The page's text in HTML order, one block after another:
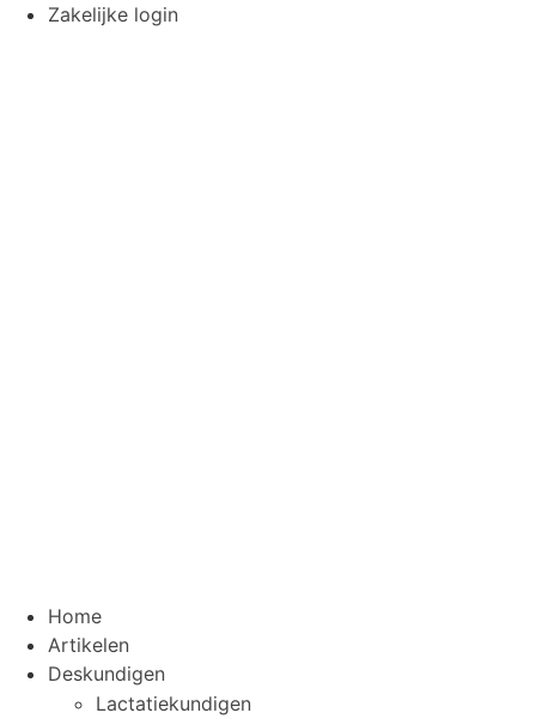
Zakelijke login
Home
Artikelen
Deskundigen
Lactatiekundigen